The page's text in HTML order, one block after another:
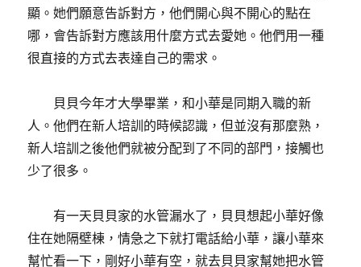
顯。她們願意告訴對方，他們開心與不開心的點在
哪，會告訴對方應該用什麼方式去愛她。他們用一種
很直接的方式去表達自己的需求。
貝貝今年才大學畢業，和小華是同期入職的新
人。他們在新人培訓的時候認識，但並沒有那麼熟，
新人培訓之後他們就被分配到了不同的部門，接觸也
少了很多。
有一天貝貝家的水管漏水了，貝貝想起小華好像
住在她隔壁棟，情急之下就打電話給小華，讓小華來
幫忙看一下，剛好小華有空，就去貝貝家幫她把水管